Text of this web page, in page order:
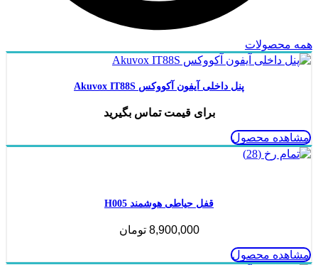
همه محصولات
پنل داخلی آیفون آکووکس Akuvox IT88S
برای قیمت تماس بگیرید
مشاهده محصول
قفل حیاطی هوشمند H005
8,900,000 تومان
مشاهده محصول